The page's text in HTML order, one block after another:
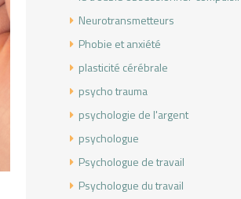
Neurotransmetteurs
Phobie et anxiété
plasticité cérébrale
psycho trauma
psychologie de l'argent
psychologue
Psychologue de travail
Psychologue du travail